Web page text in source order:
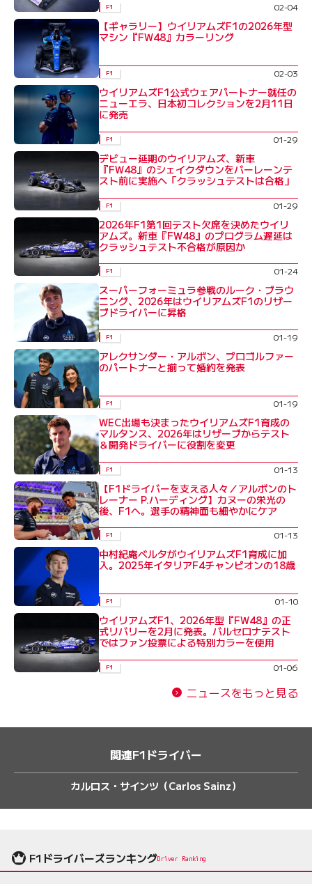
F1 02-04
【ギャラリー】ウイリアムズF1の2026年型
マシン『FW48』カラーリング
F1 02-03
ウイリアムズF1公式ウェアパートナー就任の
ニューエラ、日本初コレクションを2月11日
に発売
F1 01-29
デビュー延期のウイリアムズ、新車
『FW48』のシェイクダウンをバーレーンテ
スト前に実施へ「クラッシュテストは合格」
F1 01-29
2026年F1第1回テスト欠席を決めたウイリ
アムズ。新車『FW48』のプログラム遅延は
クラッシュテスト不合格が原因か
F1 01-24
スーパーフォーミュラ参戦のルーク・ブラウ
ニング、2026年はウイリアムズF1のリザー
ブドライバーに昇格
F1 01-19
アレクサンダー・アルボン、プロゴルファー
のパートナーと揃って婚約を発表
F1 01-19
WEC出場も決まったウイリアムズF1育成の
マルタンス、2026年はリザーブからテスト
＆開発ドライバーに役割を変更
F1 01-13
【F1ドライバーを支える人々／アルボンのト
レーナー P.ハーディング】カヌーの栄光の
後、F1へ。選手の精神面も細やかにケア
F1 01-13
中村紀庵ベルタがウイリアムズF1育成に加
入。2025年イタリアF4チャンピオンの18歳
F1 01-10
ウイリアムズF1、2026年型『FW48』の正
式リバリーを2月に発表。バルセロナテスト
ではファン投票による特別カラーを使用
F1 01-06
ニュースをもっと見る
関連F1ドライバー
カルロス・サインツ（Carlos Sainz）
F1ドライバーズランキングDriver Ranking